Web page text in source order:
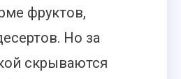
фруктов,
Но за
скрываются